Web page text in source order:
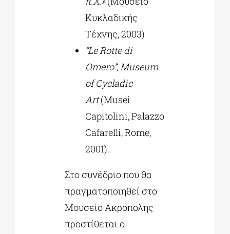
Κυκλαδικής
Τέχνης, 2003)
“Le Rotte di
Omero”, Museum
of Cycladic
Art(Musei
Capitolini, Palazzo
Cafarelli, Rome,
2001).
Στο συνέδριο που θα
πραγματοποιηθεί στο
Μουσείο Ακρόπολης
προστίθεται ο